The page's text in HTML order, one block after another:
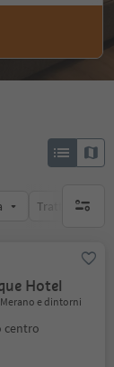
Trattamento
Hotel
e dintorni
centro